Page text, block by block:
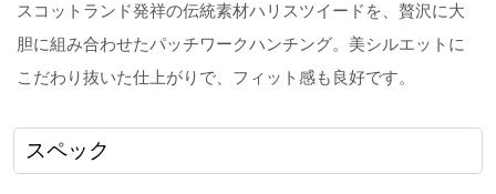
スコットランド発祥の伝統素材ハリスツイードを、贅沢に大
胆に組み合わせたパッチワークハンチング。美シルエットに
こだわり抜いた仕上がりで、フィット感も良好です。
スペック